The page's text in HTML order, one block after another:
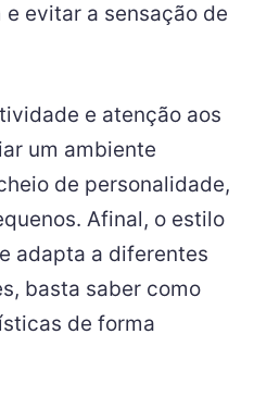
evitar a sensação de
e atenção aos
um ambiente
de personalidade,
Afinal, o estilo
adapta a diferentes
basta saber como
de forma